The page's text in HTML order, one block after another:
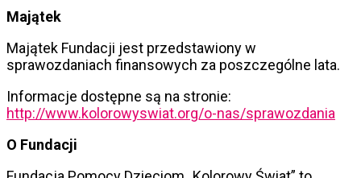
Majątek
Majątek Fundacji jest przedstawiony w
sprawozdaniach finansowych za poszczególne lata.
Informacje dostępne są na stronie:
http://www.kolorowyswiat.org/o-nas/sprawozdania
O Fundacji